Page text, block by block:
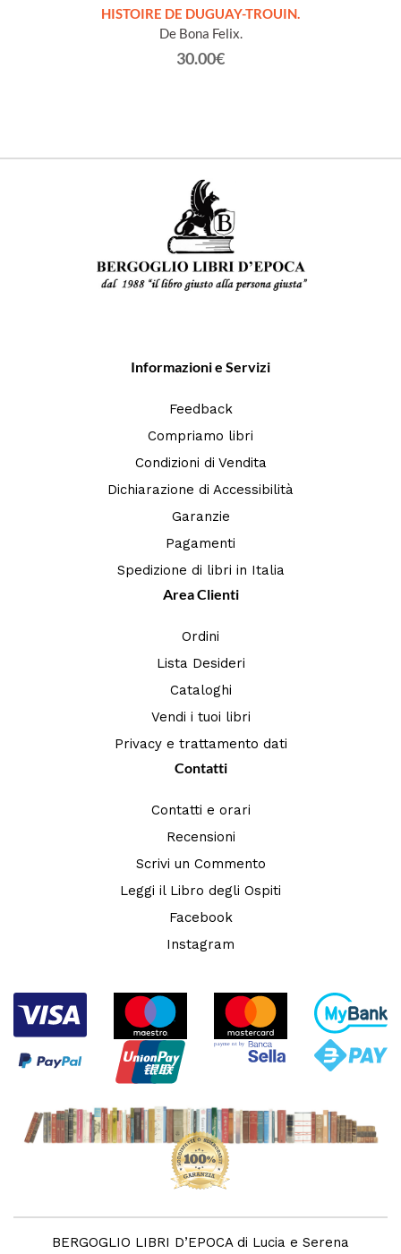
HISTOIRE DE DUGUAY-TROUIN.
De Bona Felix.
30.00€
Informazioni e Servizi
Feedback
Compriamo libri
Condizioni di Vendita
Dichiarazione di Accessibilità
Garanzie
Pagamenti
Spedizione di libri in Italia
Area Clienti
Ordini
Lista Desideri
Cataloghi
Vendi i tuoi libri
Privacy e trattamento dati
Contatti
Contatti e orari
Recensioni
Scrivi un Commento
Leggi il Libro degli Ospiti
Facebook
Instagram
BERGOGLIO LIBRI D’EPOCA di Lucia e Serena